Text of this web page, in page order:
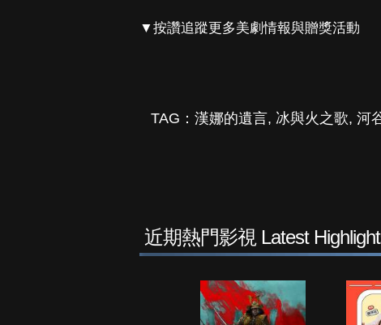
▼按讚追蹤更多美劇情報與贈獎活動
TAG： 漢娜的遺言, 冰與火之歌, 河
近期熱門影視 Latest